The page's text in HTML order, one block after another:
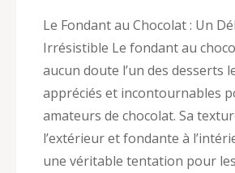
Le Fondant au Chocolat : Un
Irrésistible Le fondant au
aucun doute l’un des desserts
appréciés et incontournables
amateurs de chocolat. Sa
l’extérieur et fondante à
une véritable tentation pour